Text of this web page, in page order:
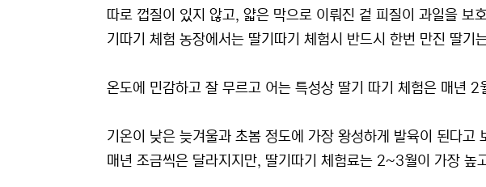
따로 껍질이 있지 않고, 얇은 막으로 이뤄진 겉 피질이 과일을
기따기 체험 농장에서는 딸기따기 체험시 반드시 한번 만진 딸기
온도에 민감하고 잘 무르고 어는 특성상 딸기 따기 체험은 매년 2
기온이 낮은 늦겨울과 초봄 정도에 가장 왕성하게 발육이 된다고
매년 조금씩은 달라지지만, 딸기따기 체험료는 2~3월이 가장 높